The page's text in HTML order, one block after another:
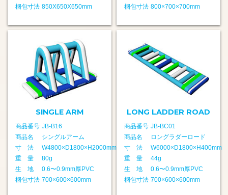
梱包寸法 850X650X650mm
梱包寸法 800×700×700mm
SINGLE ARM
商品番号 JB-B16
商品名
シングルアーム
寸 法
W4800×D1800×H2000mm
重 量
80g
生 地
0.6〜0.9mm厚PVC
梱包寸法 700×600×600mm
LONG LADDER ROAD
商品番号 JB-BC01
商品名
ロングラダーロード
寸 法
W6000×D1800×H400mm
重 量
44g
生 地
0.6〜0.9mm厚PVC
梱包寸法 700×600×600mm